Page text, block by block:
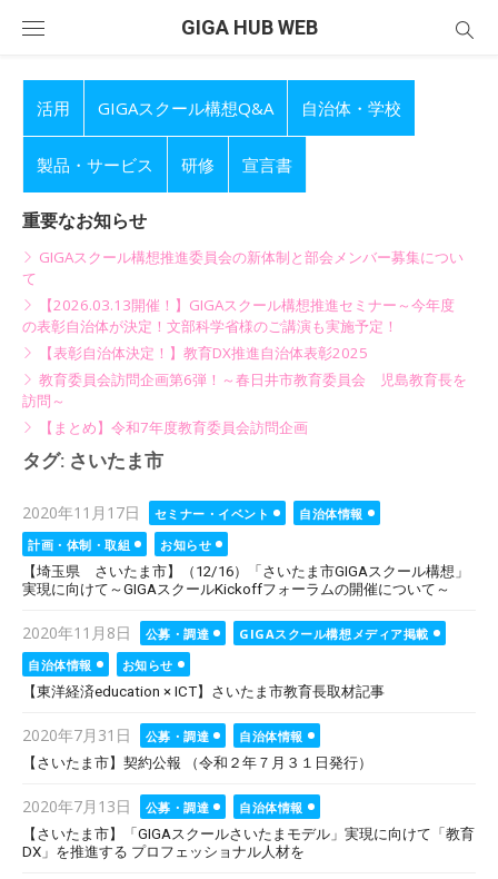
GIGA HUB WEB
活用 GIGAスクール構想Q&A 自治体・学校
製品・サービス 研修 宣言書
重要なお知らせ
GIGAスクール構想推進委員会の新体制と部会メンバー募集につい
て
【2026.03.13開催！】GIGAスクール構想推進セミナー～今年度
の表彰自治体が決定！文部科学省様のご講演も実施予定！
【表彰自治体決定！】教育DX推進自治体表彰2025
教育委員会訪問企画第6弾！～春日井市教育委員会 児島教育長を
訪問～
【まとめ】令和7年度教育委員会訪問企画
タグ: さいたま市
Posted
on
2020年11月17日 セミナー・イベント
自治体情報
計画・体制・取組
お知らせ
【埼玉県 さいたま市】（12/16）「さいたま市GIGAスクール構想」
実現に向けて～GIGAスクールKickoffフォーラムの開催について～
Posted
on
2020年11月8日 公募・調達
GIGAスクール構想メディア掲載
自治体情報
お知らせ
【東洋経済education × ICT】さいたま市教育長取材記事
Posted
on
2020年7月31日 公募・調達
自治体情報
【さいたま市】契約公報 （令和２年７月３１日発行）
Posted
on
2020年7月13日 公募・調達
自治体情報
【さいたま市】「GIGAスクールさいたまモデル」実現に向けて「教育
DX」を推進する プロフェッショナル人材を